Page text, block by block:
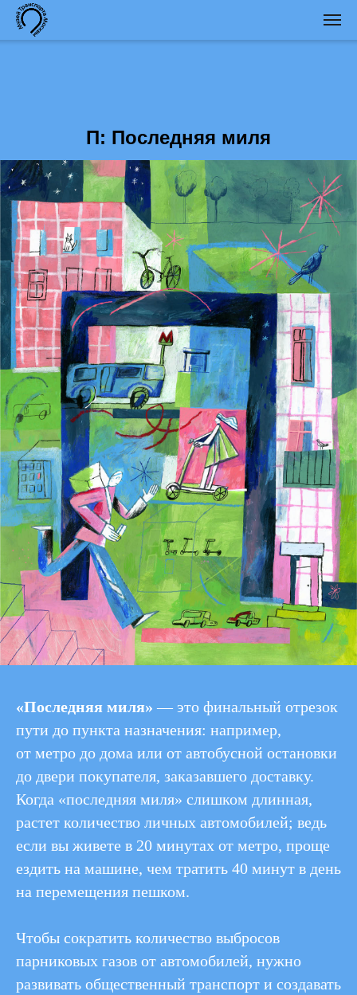
П: Последняя миля
«Последняя миля» — это финальный отрезок
пути до пункта назначения: например,
от метро до дома или от автобусной остановки
до двери покупателя, заказавшего доставку.
Когда «последняя миля» слишком длинная,
растет количество личных автомобилей; ведь
если вы живете в 20 минутах от метро, проще
ездить на машине, чем тратить 40 минут в день
на перемещения пешком.
Чтобы сократить количество выбросов
парниковых газов от автомобилей, нужно
развивать общественный транспорт и создавать
НАЗАД